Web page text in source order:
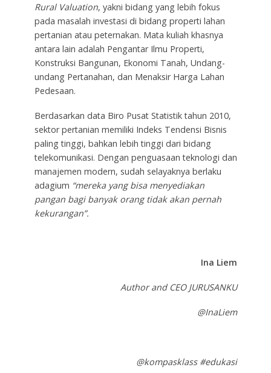
Rural Valuation, yakni bidang yang lebih fokus
pada masalah investasi di bidang properti lahan
pertanian atau peternakan. Mata kuliah khasnya
antara lain adalah Pengantar Ilmu Properti,
Konstruksi Bangunan, Ekonomi Tanah, Undang-
undang Pertanahan, dan Menaksir Harga Lahan
Pedesaan.
Berdasarkan data Biro Pusat Statistik tahun 2010,
sektor pertanian memiliki Indeks Tendensi Bisnis
paling tinggi, bahkan lebih tinggi dari bidang
telekomunikasi. Dengan penguasaan teknologi dan
manajemen modern, sudah selayaknya berlaku
adagium “mereka yang bisa menyediakan
pangan bagi banyak orang tidak akan pernah
kekurangan”.
Ina Liem
Author and CEO JURUSANKU
@InaLiem
@kompasklass #edukasi